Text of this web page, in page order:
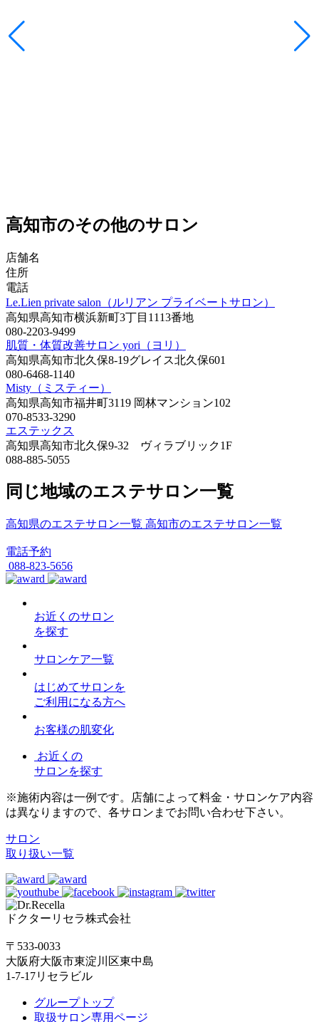
高知市のその他のサロン
店舗名
住所
電話
Le.Lien private salon（ルリアン プライベートサロン）
高知県高知市横浜新町3丁目1113番地
080-2203-9499
肌質・体質改善サロン yori（ヨリ）
高知県高知市北久保8-19グレイス北久保601
080-6468-1140
Misty（ミスティー）
高知県高知市福井町3119 岡林マンション102
070-8533-3290
エステックス
高知県高知市北久保9-32 ヴィラブリック1F
088-885-5055
同じ地域のエステサロン一覧
高知県のエステサロン一覧 高知市のエステサロン一覧
電話予約
088-823-5656
お近くのサロン
を探す
サロンケア一覧
はじめてサロンを
ご利用になる方へ
お客様の肌変化
お近くの
サロンを探す
※施術内容は一例です。店舗によって料金・サロンケア内容
は異なりますので、各サロンまでお問い合わせ下さい。
サロン
取り扱い一覧
ドクターリセラ株式会社
〒533-0033
大阪府大阪市東淀川区東中島
1-7-17リセラビル
グループトップ
取扱サロン専用ページ